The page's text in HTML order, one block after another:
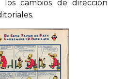
los cambios de dirección